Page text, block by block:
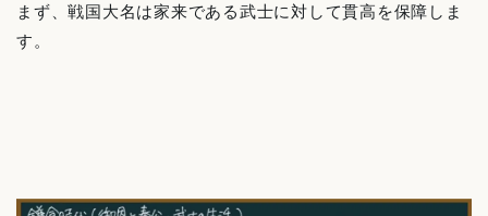
まず、戦国大名は家来である武士に対して貫高を保障しま
す。